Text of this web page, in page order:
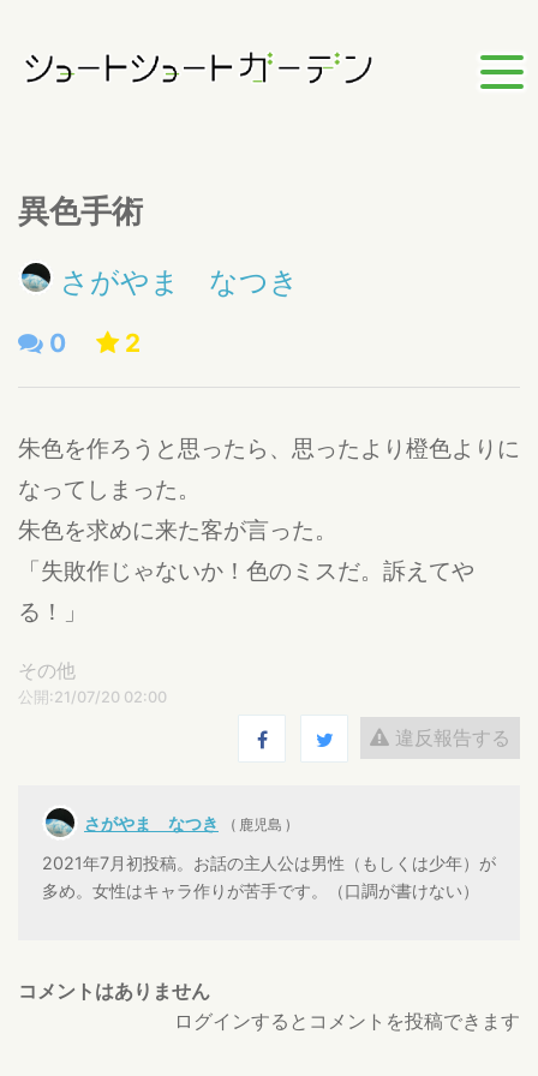
異色手術
さがやま なつき
0 2
朱色を作ろうと思ったら、思ったより橙色よりに
なってしまった。
朱色を求めに来た客が言った。
「失敗作じゃないか！色のミスだ。訴えてや
る！」
その他
公開:21/07/20 02:00
違反報告する
さがやま なつき ( 鹿児島 )
2021年7月初投稿。お話の主人公は男性（もしくは少年）が
多め。女性はキャラ作りが苦手です。（口調が書けない）
コメントはありません
ログインするとコメントを投稿できます